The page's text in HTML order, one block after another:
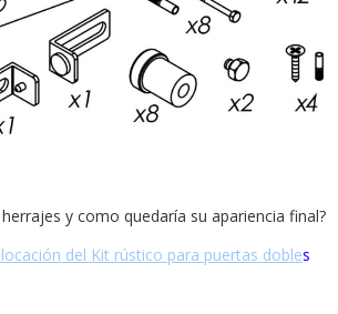
y como quedaría su apariencia final?
del Kit rústico para puertas dobles